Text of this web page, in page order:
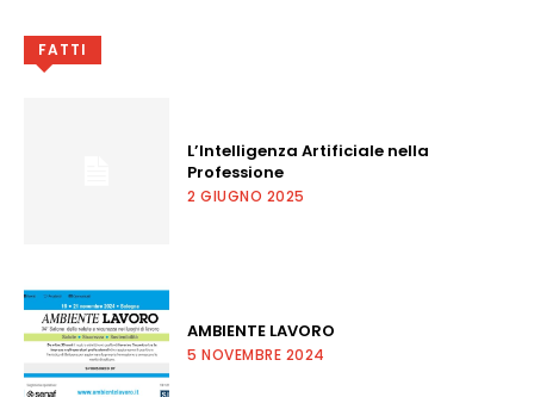
FATTI
L’Intelligenza Artificiale nella
Professione
2 GIUGNO 2025
AMBIENTE LAVORO
5 NOVEMBRE 2024